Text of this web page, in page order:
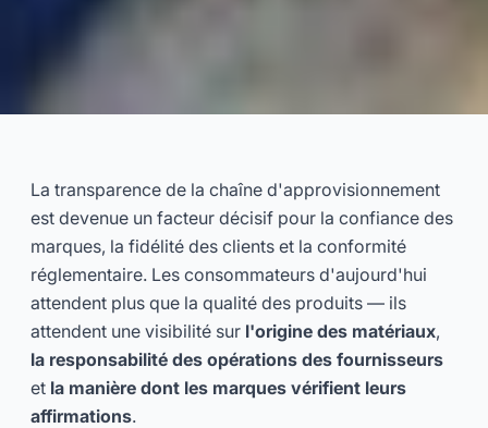
la preuve de transparence de la
chaîne d'approvisionnement
2025-11 Lydia
Consultez Maintenant
La transparence de la chaîne d'approvisionnement
est devenue un facteur décisif pour la confiance des
marques, la fidélité des clients et la conformité
réglementaire. Les consommateurs d'aujourd'hui
attendent plus que la qualité des produits — ils
attendent une visibilité sur l'origine des matériaux,
la responsabilité des opérations des fournisseurs
et la manière dont les marques vérifient leurs
affirmations.